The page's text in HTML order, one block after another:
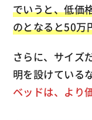
でいうと、低価
のとなると50万
さらに、サイズ
明を設けている
ベッドは、より